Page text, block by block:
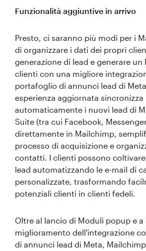
Funzionalità aggiuntive in arrivo
Presto, ci saranno più modi per i
di organizzare i dati dei propri
generazione di lead e generare un
clienti con una migliore
portafoglio di annunci lead di
esperienza aggiornata sincronizza
automaticamente i nuovi lead di
Suite (tra cui Facebook,
direttamente in Mailchimp,
processo di acquisizione e
contatti. I clienti possono
lead automatizzando le e-mail di
personalizzate, trasformando
potenziali clienti in clienti fedeli.
Oltre al lancio di Moduli popup e
miglioramento dell'integrazione
di annunci lead di Meta,